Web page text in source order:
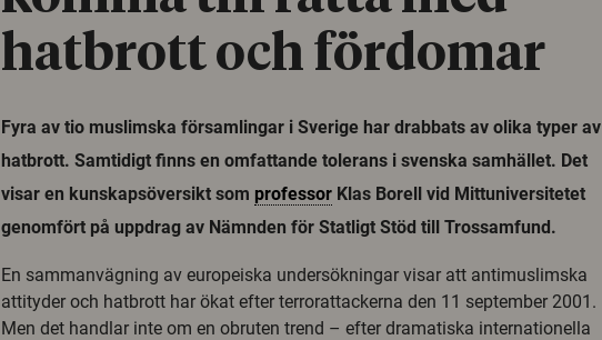
hatbrott och fördomar
Fyra av tio muslimska församlingar i Sverige har drabbats av olika typer av
hatbrott. Samtidigt finns en omfattande tolerans i svenska samhället. Det
visar en kunskapsöversikt som professor Klas Borell vid Mittuniversitetet
genomfört på uppdrag av Nämnden för Statligt Stöd till Trossamfund.
En sammanvägning av europeiska undersökningar visar att antimuslimska
attityder och hatbrott har ökat efter terrorattackerna den 11 september 2001.
Men det handlar inte om en obruten trend – efter dramatiska internationella